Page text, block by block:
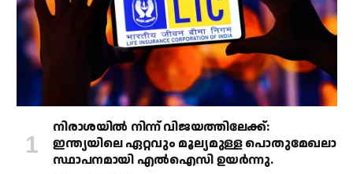
നിരാശയിൽ നിന്ന് വിജയത്തിലേക്ക്:
ഇന്ത്യയിലെ ഏറ്റവും മൂല്യമുള്ള പൊതുമേഖലാ
സ്ഥാപനമായി എൽഐസി ഉയർന്നു.